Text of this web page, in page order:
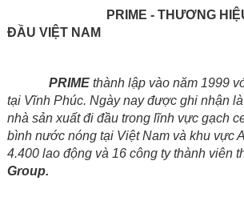
PRIME - THƯƠNG
ĐẦU VIỆT NAM
PRIMEthành lập vào năm 1999
tại Vĩnh Phúc. Ngày nay được ghi nhận
nhà sản xuất đi đầu trong lĩnh vực gạch
bình nước nóng tại Việt Nam và khu vực
4.400 lao động và 16 công ty thành viên
Group.